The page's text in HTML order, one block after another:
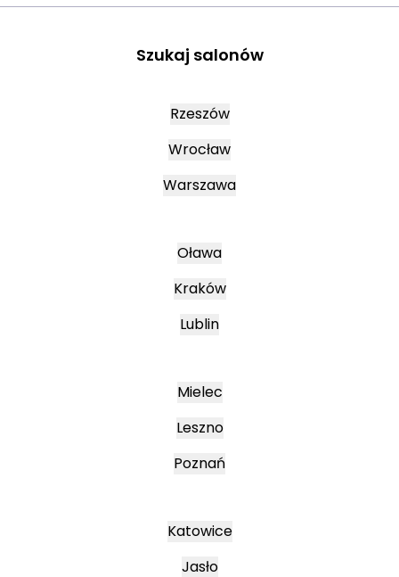
Szukaj salonów
Rzeszów
Wrocław
Warszawa
Oława
Kraków
Lublin
Mielec
Leszno
Poznań
Katowice
Jasło